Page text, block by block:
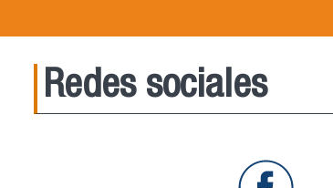
Redes sociales